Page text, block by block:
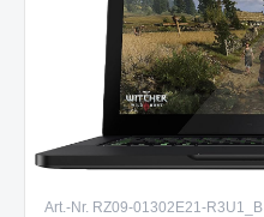
Art.-Nr. RZ09-01302E21-R3U1_B